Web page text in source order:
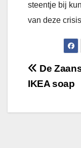
steentje bij
van deze
Bericht
De
IKEA soap